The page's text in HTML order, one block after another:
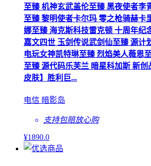
至臻 机神玄武盖伦至臻 黑夜使者李
至臻 黎明使者卡尔玛 零之枪骑赫卡
娜至臻 海克斯科技雷克顿 十周年纪
嘉文四世 玉剑传说武剑仙至臻 源计
电玩女神凯特琳至臻 烈焰美人薇恩
至臻 源代码乐芙兰 暗星科加斯 新
皮肤】胜利巨...
电信 暗影岛
支持包赔放心购
¥1890.0